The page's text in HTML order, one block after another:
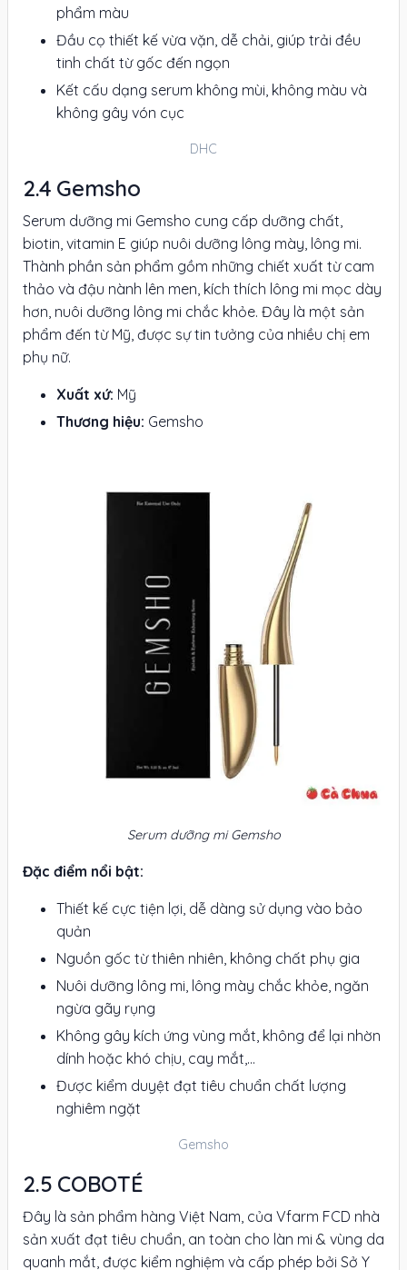
phẩm màu
Đầu cọ thiết kế vừa vặn, dễ chải, giúp trải đều
tinh chất từ gốc đến ngọn
Kết cấu dạng serum không mùi, không màu và
không gây vón cục
DHC
Gemsho
Serum dưỡng mi Gemsho cung cấp dưỡng chất,
biotin, vitamin E giúp nuôi dưỡng lông mày, lông mi.
Thành phần sản phẩm gồm những chiết xuất từ cam
thảo và đậu nành lên men, kích thích lông mi mọc dày
hơn, nuôi dưỡng lông mi chắc khỏe. Đây là một sản
phẩm đến từ Mỹ, được sự tin tưởng của nhiều chị em
phụ nữ.
Xuất xứ: Mỹ
Thương hiệu: Gemsho
Serum dưỡng mi Gemsho
Đặc điểm nổi bật:
Thiết kế cực tiện lợi, dễ dàng sử dụng vào bảo
quản
Nguồn gốc từ thiên nhiên, không chất phụ gia
Nuôi dưỡng lông mi, lông mày chắc khỏe, ngăn
ngừa gãy rụng
Không gây kích ứng vùng mắt, không để lại nhờn
dính hoặc khó chịu, cay mắt,...
Được kiểm duyệt đạt tiêu chuẩn chất lượng
nghiêm ngặt
Gemsho
COBOTÉ
Đây là sản phẩm hàng Việt Nam, của Vfarm FCD nhà
sản xuất đạt tiêu chuẩn, an toàn cho làn mi & vùng da
quanh mắt, được kiểm nghiệm và cấp phép bởi Sở Y